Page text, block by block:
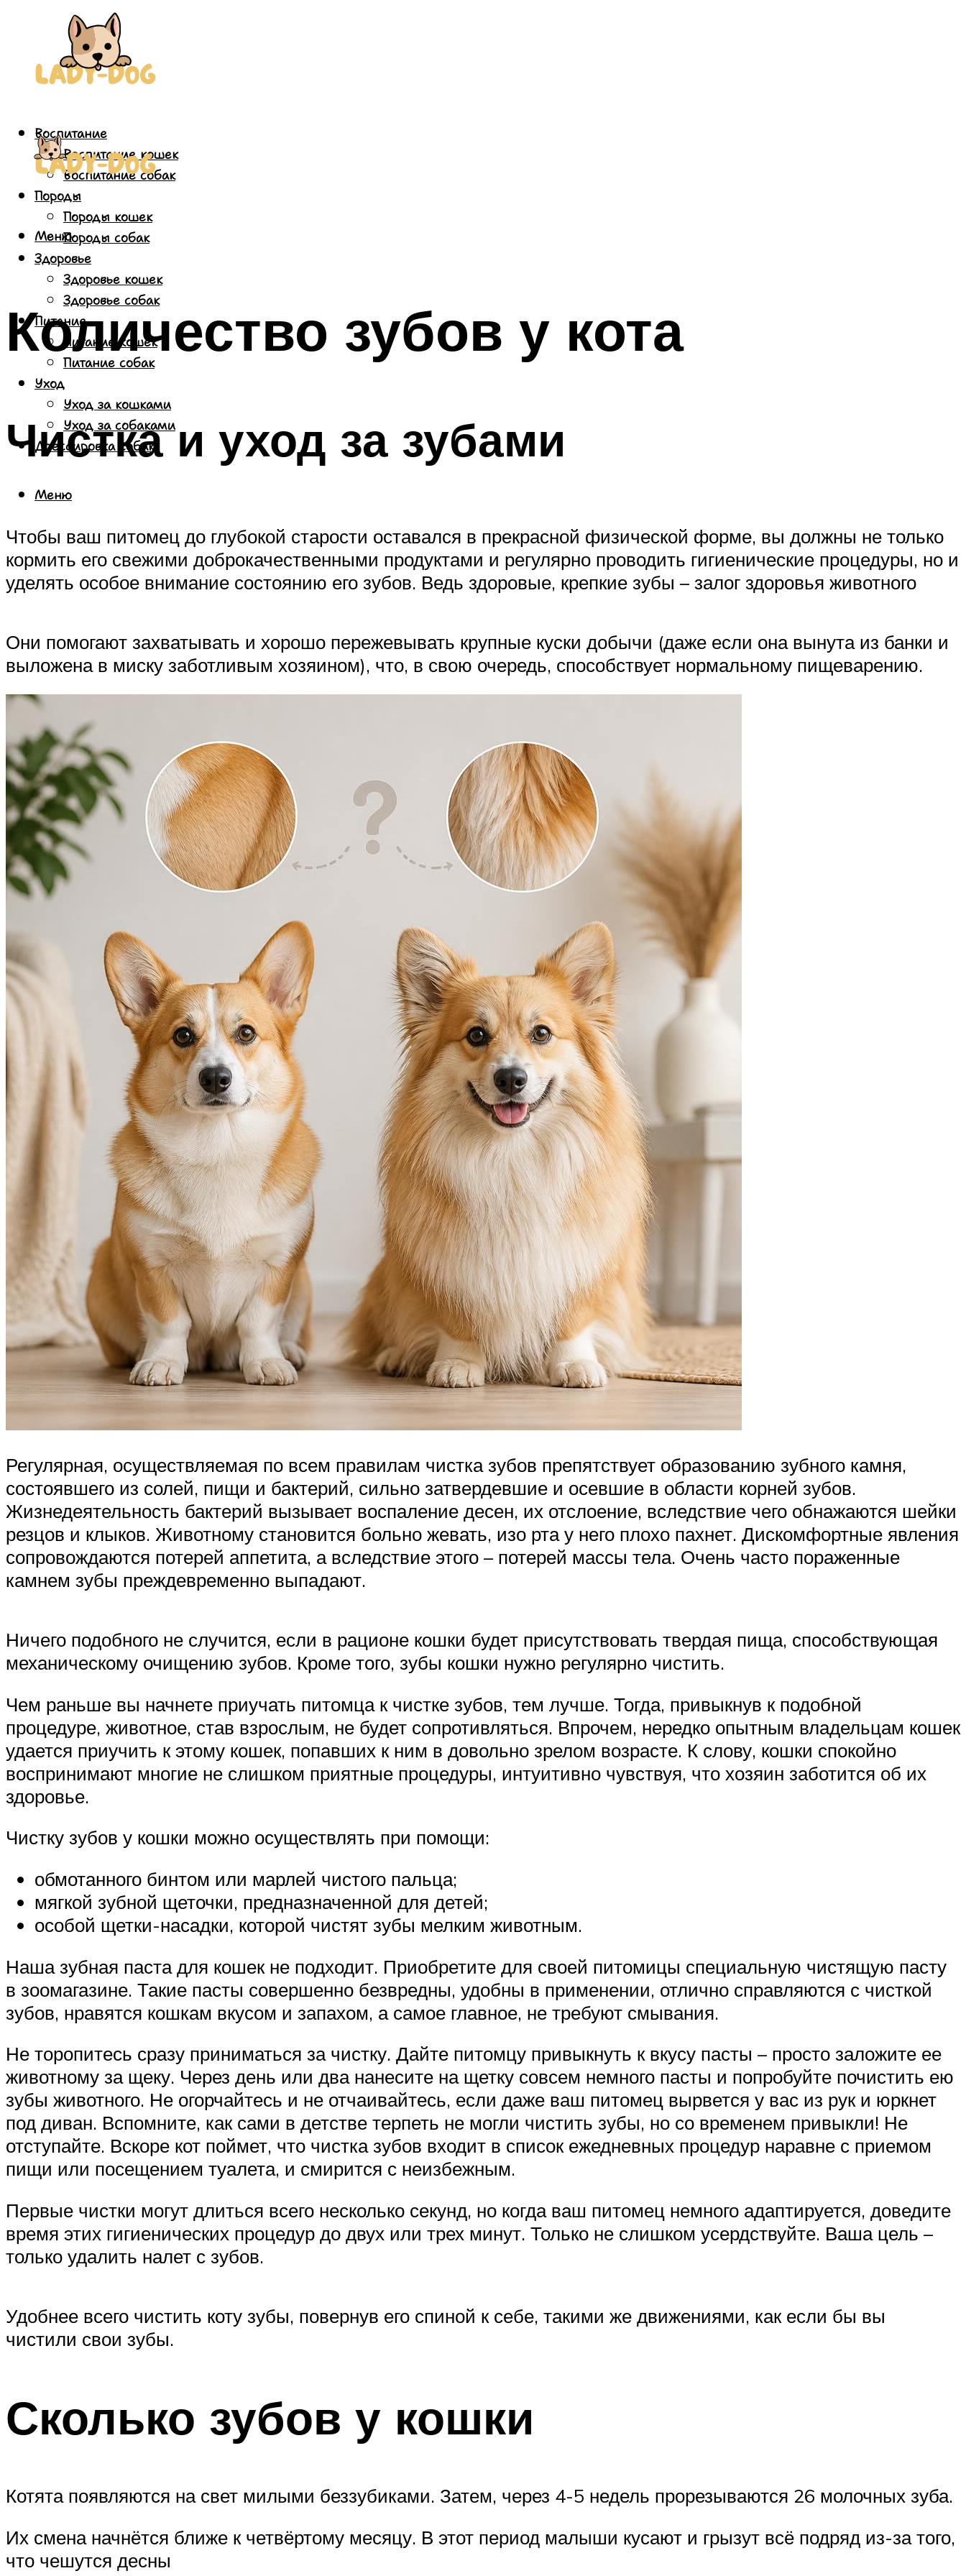
Воспитание
Воспитание кошек
Воспитание собак
Породы
Породы кошек
Породы собак
Здоровье
Здоровье кошек
Здоровье собак
Питание
Питание кошек
Питание собак
Уход
Уход за кошками
Уход за собаками
Дрессировка собак
Меню
Меню
Количество зубов у кота
Чистка и уход за зубами
Чтобы ваш питомец до глубокой старости оставался в прекрасной физической форме, вы должны не только
кормить его свежими доброкачественными продуктами и регулярно проводить гигиенические процедуры, но и
уделять особое внимание состоянию его зубов. Ведь здоровые, крепкие зубы – залог здоровья животного
Они помогают захватывать и хорошо пережевывать крупные куски добычи (даже если она вынута из банки и
выложена в миску заботливым хозяином), что, в свою очередь, способствует нормальному пищеварению.
Регулярная, осуществляемая по всем правилам чистка зубов препятствует образованию зубного камня,
состоявшего из солей, пищи и бактерий, сильно затвердевшие и осевшие в области корней зубов.
Жизнедеятельность бактерий вызывает воспаление десен, их отслоение, вследствие чего обнажаются шейки
резцов и клыков. Животному становится больно жевать, изо рта у него плохо пахнет. Дискомфортные явления
сопровождаются потерей аппетита, а вследствие этого – потерей массы тела. Очень часто пораженные
камнем зубы преждевременно выпадают.
Ничего подобного не случится, если в рационе кошки будет присутствовать твердая пища, способствующая
механическому очищению зубов. Кроме того, зубы кошки нужно регулярно чистить.
Чем раньше вы начнете приучать питомца к чистке зубов, тем лучше. Тогда, привыкнув к подобной
процедуре, животное, став взрослым, не будет сопротивляться. Впрочем, нередко опытным владельцам кошек
удается приучить к этому кошек, попавших к ним в довольно зрелом возрасте. К слову, кошки спокойно
воспринимают многие не слишком приятные процедуры, интуитивно чувствуя, что хозяин заботится об их
здоровье.
Чистку зубов у кошки можно осуществлять при помощи:
обмотанного бинтом или марлей чистого пальца;
мягкой зубной щеточки, предназначенной для детей;
особой щетки-насадки, которой чистят зубы мелким животным.
Наша зубная паста для кошек не подходит. Приобретите для своей питомицы специальную чистящую пасту
в зоомагазине. Такие пасты совершенно безвредны, удобны в применении, отлично справляются с чисткой
зубов, нравятся кошкам вкусом и запахом, а самое главное, не требуют смывания.
Не торопитесь сразу приниматься за чистку. Дайте питомцу привыкнуть к вкусу пасты – просто заложите ее
животному за щеку. Через день или два нанесите на щетку совсем немного пасты и попробуйте почистить ею
зубы животного. Не огорчайтесь и не отчаивайтесь, если даже ваш питомец вырвется у вас из рук и юркнет
под диван. Вспомните, как сами в детстве терпеть не могли чистить зубы, но со временем привыкли! Не
отступайте. Вскоре кот поймет, что чистка зубов входит в список ежедневных процедур наравне с приемом
пищи или посещением туалета, и смирится с неизбежным.
Первые чистки могут длиться всего несколько секунд, но когда ваш питомец немного адаптируется, доведите
время этих гигиенических процедур до двух или трех минут. Только не слишком усердствуйте. Ваша цель –
только удалить налет с зубов.
Удобнее всего чистить коту зубы, повернув его спиной к себе, такими же движениями, как если бы вы
чистили свои зубы.
Сколько зубов у кошки
Котята появляются на свет милыми беззубиками. Затем, через 4-5 недель прорезываются 26 молочных зуба.
Их смена начнётся ближе к четвёртому месяцу. В этот период малыши кусают и грызут всё подряд из-за того,
что чешутся десны